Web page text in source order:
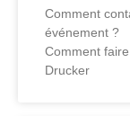
Comment
événement ?
Comment
Drucker